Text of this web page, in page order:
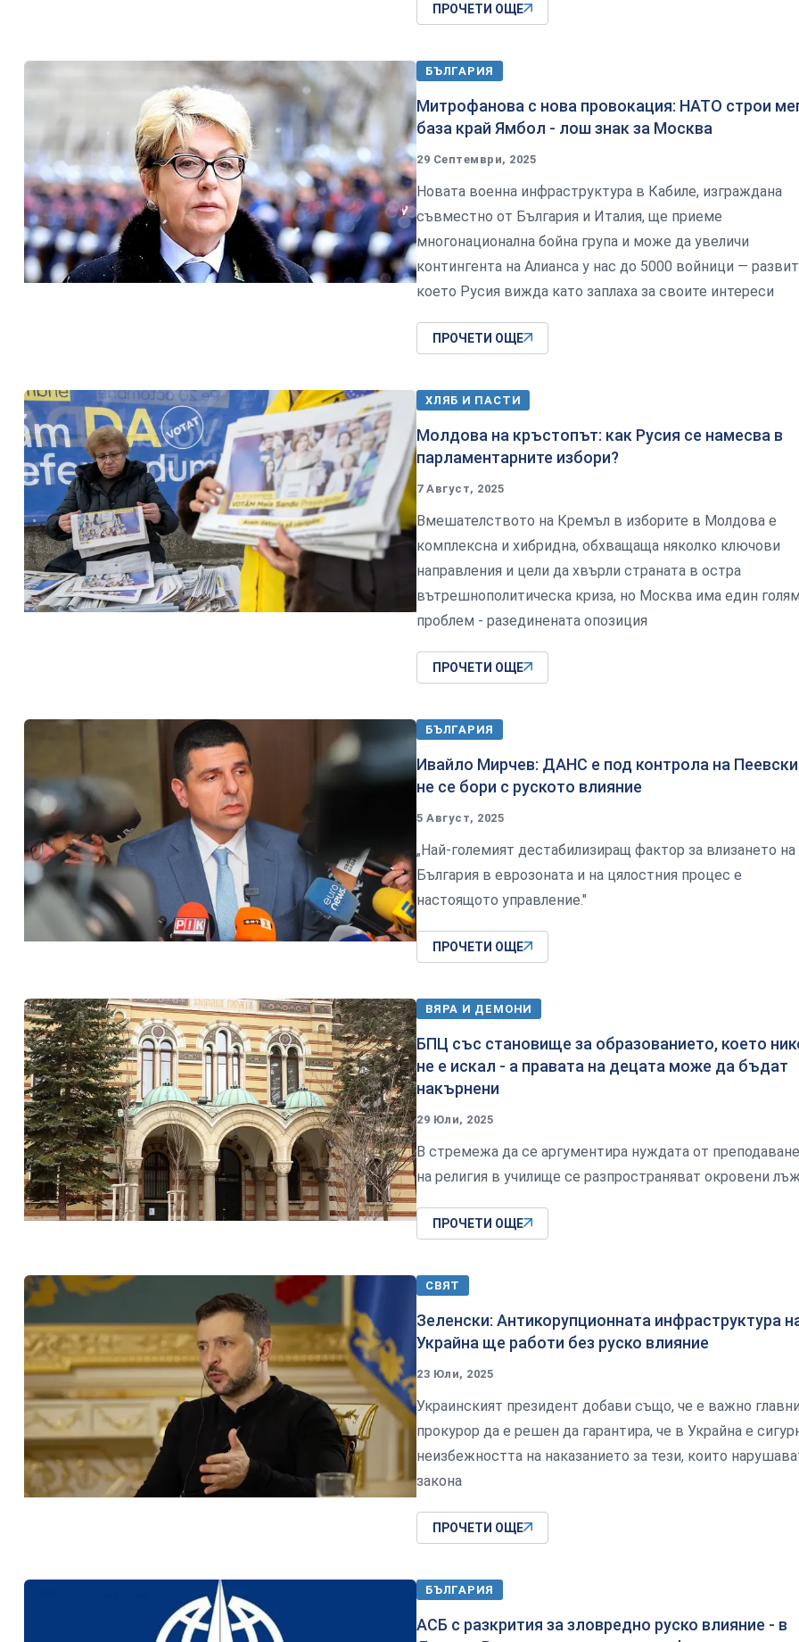
ПРОЧЕТИ ОЩЕ
БЪЛГАРИЯ
Митрофанова с нова провокация: НАТО строи
база край Ямбол - лош знак за Москва
29 Септември, 2025
Новата военна инфраструктура в Кабиле, изграждана
съвместно от България и Италия, ще приеме
многонационална бойна група и може да увеличи
контингента на Алианса у нас до 5000 войници —
което Русия вижда като заплаха за своите интереси
ПРОЧЕТИ ОЩЕ
ХЛЯБ И ПАСТИ
Молдова на кръстопът: как Русия се намесва в
парламентарните избори?
7 Август, 2025
Вмешателството на Кремъл в изборите в Молдова е
комплексна и хибридна, обхващаща няколко ключови
направления и цели да хвърли страната в остра
вътрешнополитическа криза, но Москва има един
проблем - разединената опозиция
ПРОЧЕТИ ОЩЕ
БЪЛГАРИЯ
Ивайло Мирчев: ДАНС е под контрола на
не се бори с руското влияние
5 Август, 2025
„Най-големият дестабилизиращ фактор за влизането на
България в еврозоната и на цялостния процес е
настоящото управление."
ПРОЧЕТИ ОЩЕ
ВЯРА И ДЕМОНИ
БПЦ със становище за образованието, което
не е искал - а правата на децата може да бъдат
накърнени
29 Юли, 2025
В стремежа да се аргументира нуждата от преподаване
на религия в училище се разпространяват окровени
ПРОЧЕТИ ОЩЕ
СВЯТ
Зеленски: Антикорупционната инфраструктура
Украйна ще работи без руско влияние
23 Юли, 2025
Украинският президент добави също, че е важно
прокурор да е решен да гарантира, че в Украйна е
неизбежността на наказанието за тези, които
закона
ПРОЧЕТИ ОЩЕ
БЪЛГАРИЯ
АСБ с разкрития за зловредно руско влияние - в